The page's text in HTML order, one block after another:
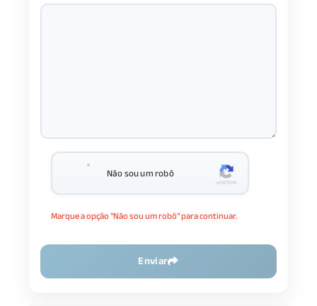
Não sou um robô
Marque a opção "Não sou um robô" para continuar.
Enviar